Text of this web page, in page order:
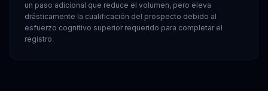
un paso adicional que reduce el volumen, pero eleva
drásticamente la cualificación del prospecto debido al
esfuerzo cognitivo superior requerido para completar el
registro.